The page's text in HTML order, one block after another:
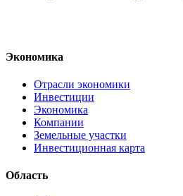
Экономика
Отрасли экономики
Инвестиции
Экономика
Компании
Земельные участки
Инвестиционная карта
Область